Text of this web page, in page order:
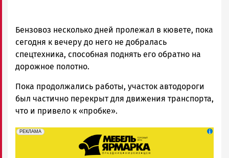
Бензовоз несколько дней пролежал в кювете, пока
сегодня к вечеру до него не добралась
спецтехника, способная поднять его обратно на
дорожное полотно.
Пока продолжались работы, участок автодороги
был частично перекрыт для движения транспорта,
что и привело к «пробке».
erid: 2SDnjeFymr3
РЕКЛАМА
Реклама